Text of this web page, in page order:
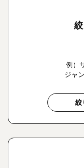
例）
ジャ
絞